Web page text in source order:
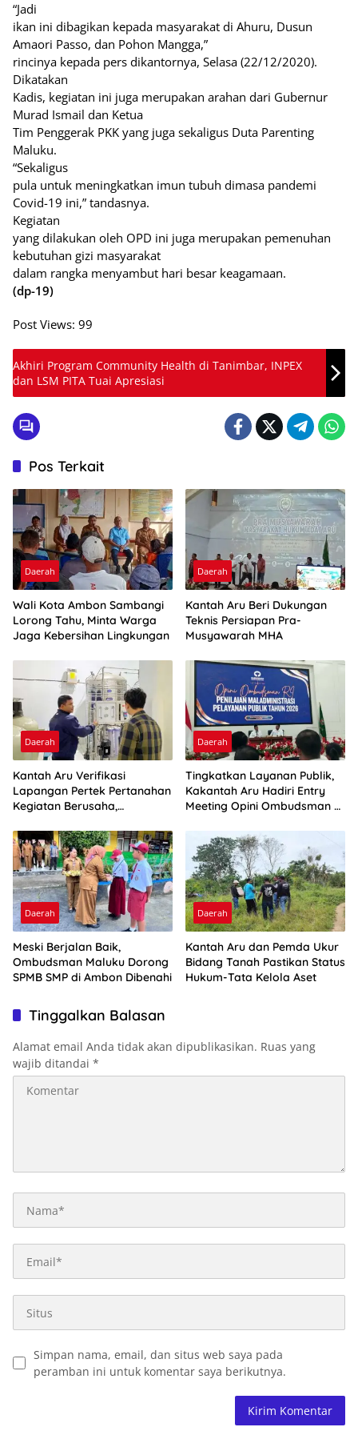
“Jadi
ikan ini dibagikan kepada masyarakat di Ahuru, Dusun
Amaori Passo, dan Pohon Mangga,”
rincinya kepada pers dikantornya, Selasa (22/12/2020).
Dikatakan
Kadis, kegiatan ini juga merupakan arahan dari Gubernur
Murad Ismail dan Ketua
Tim Penggerak PKK yang juga sekaligus Duta Parenting
Maluku.
“Sekaligus
pula untuk meningkatkan imun tubuh dimasa pandemi
Covid-19 ini,” tandasnya.
Kegiatan
yang dilakukan oleh OPD ini juga merupakan pemenuhan
kebutuhan gizi masyarakat
dalam rangka menyambut hari besar keagamaan.
(dp-19)
Post Views: 99
Akhiri Program Community Health di Tanimbar, INPEX
dan LSM PITA Tuai Apresiasi
Pos Terkait
Daerah
Wali Kota Ambon Sambangi
Lorong Tahu, Minta Warga
Jaga Kebersihan Lingkungan
Daerah
Kantah Aru Beri Dukungan
Teknis Persiapan Pra-
Musyawarah MHA
Daerah
Kantah Aru Verifikasi
Lapangan Pertek Pertanahan
Kegiatan Berusaha,
Daerah
Tingkatkan Layanan Publik,
Kakantah Aru Hadiri Entry
Meeting Opini Ombudsman RI
Daerah
Meski Berjalan Baik,
Ombudsman Maluku Dorong
SPMB SMP di Ambon Dibenahi
Daerah
Kantah Aru dan Pemda Ukur
Bidang Tanah Pastikan Status
Hukum-Tata Kelola Aset
Tinggalkan Balasan
Alamat email Anda tidak akan dipublikasikan. Ruas yang
wajib ditandai *
Simpan nama, email, dan situs web saya pada
peramban ini untuk komentar saya berikutnya.